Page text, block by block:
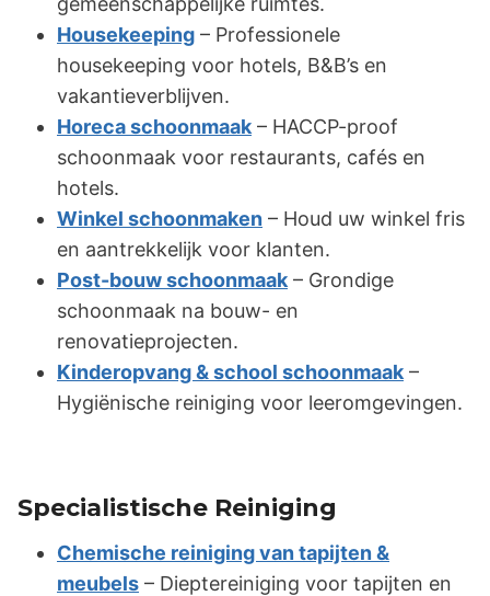
Housekeeping – Professionele
housekeeping voor hotels, B&B’s en
vakantieverblijven.
Horeca schoonmaak – HACCP-proof
schoonmaak voor restaurants, cafés en
hotels.
Winkel schoonmaken – Houd uw winkel fris
en aantrekkelijk voor klanten.
Post-bouw schoonmaak – Grondige
schoonmaak na bouw- en
renovatieprojecten.
Kinderopvang & school schoonmaak –
Hygiënische reiniging voor leeromgevingen.
Specialistische Reiniging
Chemische reiniging van tapijten &
meubels – Dieptereiniging voor tapijten en